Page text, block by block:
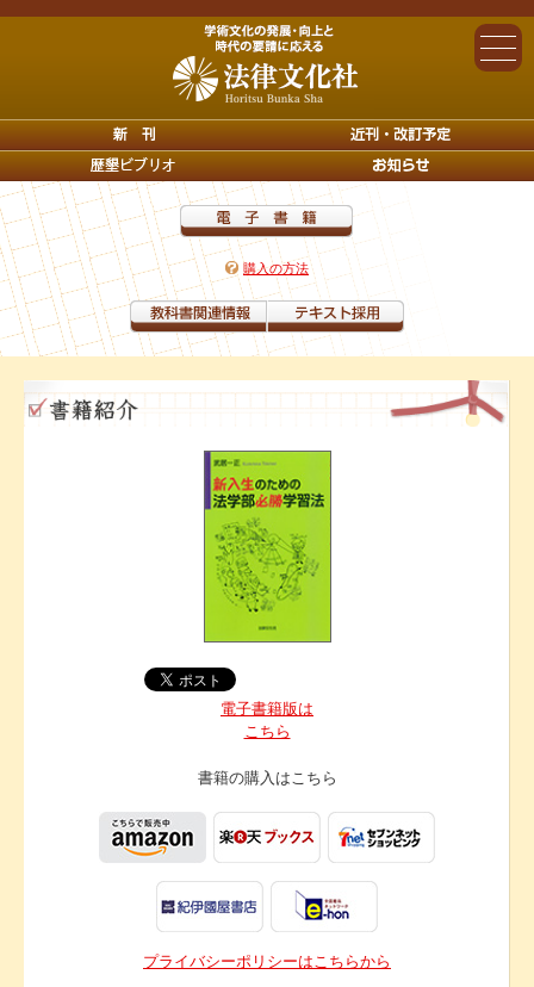
購入の方法
電子書籍版は
こちら
書籍の購入は こちら
プライバシーポリシーはこちらから